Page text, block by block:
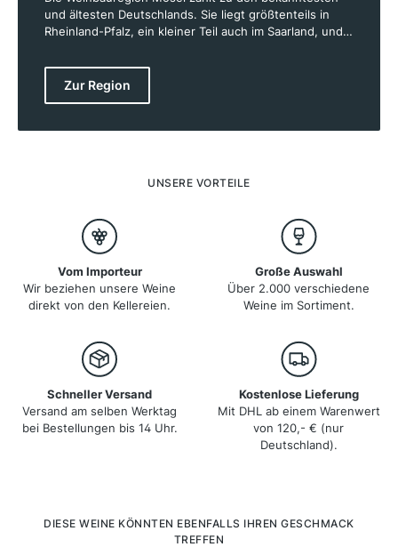
und ältesten Deutschlands. Sie liegt größtenteils in
Rheinland-Pfalz, ein kleiner Teil auch im Saarland, und
Nebenflüssen Saar und Ruwer. Auf rund 8.531 Hektar
Rebfläche gedeihen hier exzellente Weine, geprägt von
sind charakteristisch und bieten ideale
der Weinberge liegen an den steilen,
steilsten der Welt.
Zur Region
UNSERE VORTEILE
Vom Importeur
Wir beziehen unsere Weine
direkt von den Kellereien.
Große Auswahl
Über 2.000 verschiedene
Weine im Sortiment.
Schneller Versand
Versand am selben Werktag
bei Bestellungen bis 14 Uhr.
Kostenlose Lieferung
Mit DHL ab einem Warenwert
von 120,- € (nur
Deutschland).
Produktgalerie überspringen
DIESE WEINE KÖNNTEN EBENFALLS IHREN GESCHMACK
TREFFEN